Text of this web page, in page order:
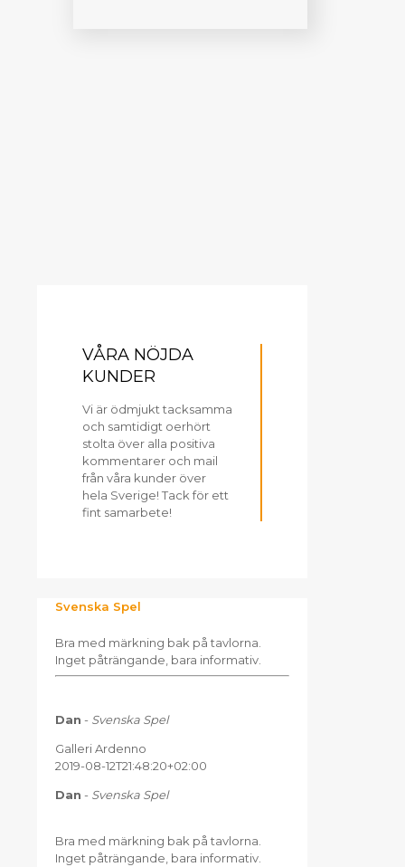
VÅRA NÖJDA
KUNDER
Vi är ödmjukt tacksamma
och samtidigt oerhört
stolta över alla positiva
kommentarer och mail
från våra kunder över
hela Sverige! Tack för ett
fint samarbete!
Svenska Spel
Bra med märkning bak på tavlorna.
Inget påträngande, bara informativ.
Dan - Svenska Spel
Galleri Ardenno
2019-08-12T21:48:20+02:00
Dan - Svenska Spel
Bra med märkning bak på tavlorna.
Inget påträngande, bara informativ.